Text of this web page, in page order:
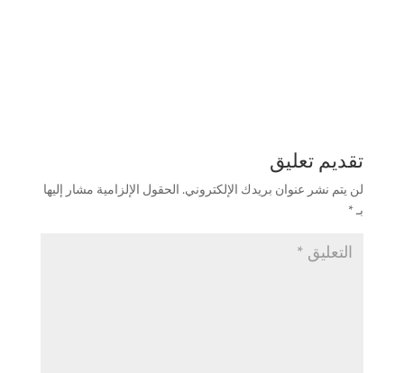
تقديم تعليق
لن يتم نشر عنوان بريدك الإلكتروني.الحقول الإلزامية مشار إليها
بـ*